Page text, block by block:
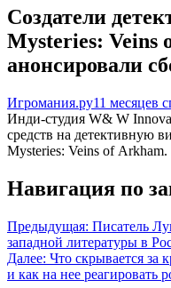
Создатели
Mysteries: Veins
анонсировали
Игромания.ру11 месяцев
Инди-студия W& W
средств на детективную
Mysteries: Veins of Arkham.
Навигация по
Предыдущая: Писатель
западной литературы в
Далее: Что скрывается за
и как на нее реагировать